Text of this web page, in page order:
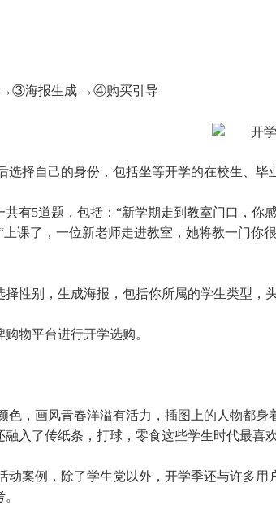
海报生成 →④购买引导
选择自己的身份，包括坐等开学的在校生、毕
有5道题，包括：“新学期走到教室门口，你
课了，一位新老师走进教室，她将教一门你
性别，生成海报，包括你所属的学生类型，
物平台进行开学选购。
色，画风青春洋溢有活力，插图上的人物都
入了传纸条，打球，零食这些学生时代最喜
动案例，除了学生党以外，开学季还与许多